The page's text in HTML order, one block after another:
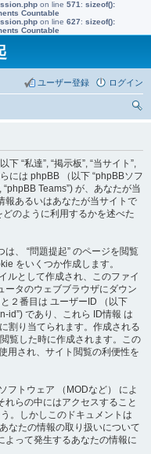
on line 571 : sizeof():
Countable
on line 627: sizeof():
Countable
ログイン
ユーザー登録
“私達”, “掲示板”, “当サイト”,
には phpBB （以下 “phpBBソフ
“phpBB Teams”) が、あなたが当
報あるいはあなたが当サイトで
どのように利用するかを述べた
、 “問題提起” のページを閲覧
をいくつか作成します。
ルとして作成され、このファイ
ータのウェブブラウザにダウン
２番目は ユーザーID （以下
id”) であり、これら ID情報 は
割り当てられます。作成される
覧した時に作成されます。この
用され、サイト閲覧の利便性を
フトウェア （MODなど） によ
れらの中にはアクセスすること
。しかしこのドキュメントは
なたの情報の取り扱いについて
よって発生するあなたの情報に